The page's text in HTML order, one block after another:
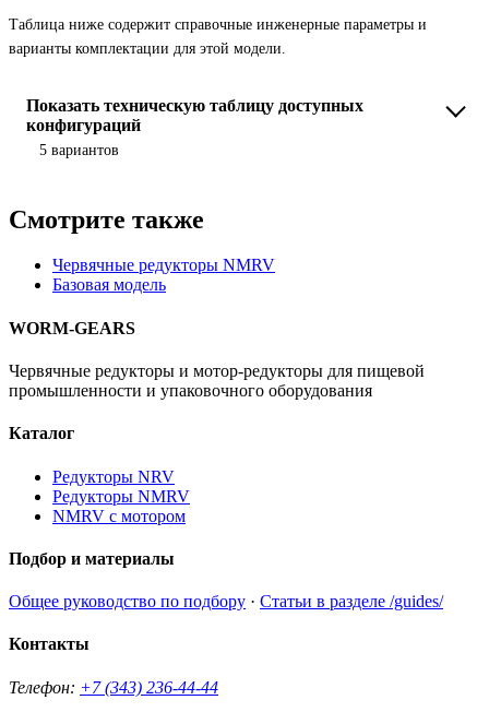
Таблица ниже содержит справочные инженерные параметры и
варианты комплектации для этой модели.
Показать техническую таблицу доступных
конфигураций
5 вариантов
Смотрите также
Червячные редукторы NMRV
Базовая модель
WORM-GEARS
Червячные редукторы и мотор-редукторы для пищевой
промышленности и упаковочного оборудования
Каталог
Редукторы NRV
Редукторы NMRV
NMRV с мотором
Подбор и материалы
Общее руководство по подбору · Статьи в разделе /guides/
Контакты
Телефон: +7 (343) 236-44-44